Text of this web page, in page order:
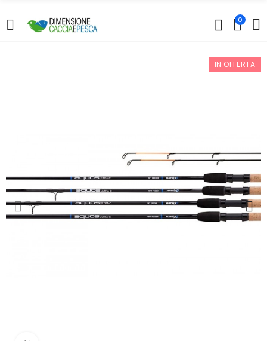
0
IN OFFERTA